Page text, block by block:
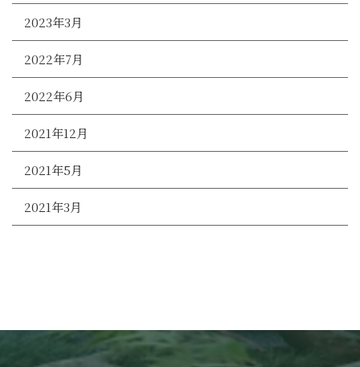
2023年3月
2022年7月
2022年6月
2021年12月
2021年5月
2021年3月